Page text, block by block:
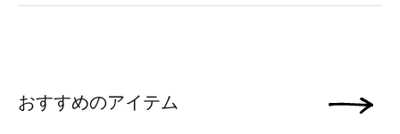
おすすめのアイテム 次の画像